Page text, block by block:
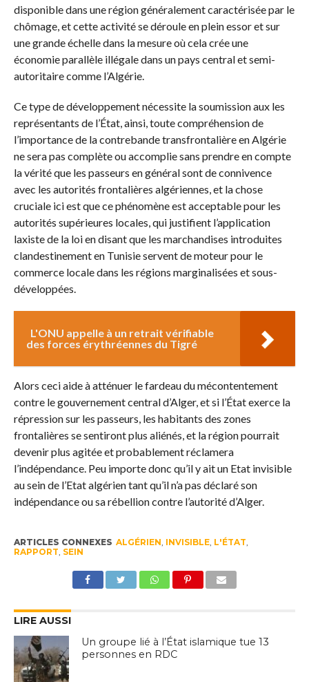
disponible dans une région généralement caractérisée par le
chômage, et cette activité se déroule en plein essor et sur
une grande échelle dans la mesure où cela crée une
économie parallèle illégale dans un pays central et semi-
autoritaire comme l’Algérie.
Ce type de développement nécessite la soumission aux les
représentants de l’État, ainsi, toute compréhension de
l’importance de la contrebande transfrontalière en Algérie
ne sera pas complète ou accomplie sans prendre en compte
la vérité que les passeurs en général sont de connivence
avec les autorités frontalières algériennes, et la chose
cruciale ici est que ce phénomène est acceptable pour les
autorités supérieures locales, qui justifient l’application
laxiste de la loi en disant que les marchandises introduites
clandestinement en Tunisie servent de moteur pour le
commerce locale dans les régions marginalisées et sous-
développées.
L'ONU appelle à un retrait vérifiable
des forces érythréennes du Tigré
Alors ceci aide à atténuer le fardeau du mécontentement
contre le gouvernement central d’Alger, et si l’État exerce la
répression sur les passeurs, les habitants des zones
frontalières se sentiront plus aliénés, et la région pourrait
devenir plus agitée et probablement réclamera
l’indépendance. Peu importe donc qu’il y ait un Etat invisible
au sein de l’Etat algérien tant qu’il n’a pas déclaré son
indépendance ou sa rébellion contre l’autorité d’Alger.
ARTICLES CONNEXES ALGÉRIEN INVISIBLE, L'ÉTAT
RAPPORT SEIN
LIRE AUSSI
Un groupe lié à l’État islamique tue 13
personnes en RDC